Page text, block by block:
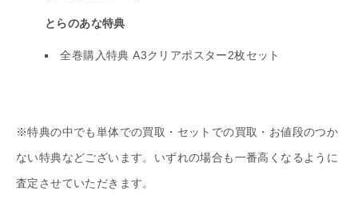
とらのあな特典
全巻購入特典 A3クリアポスター2枚セット
※特典の中でも単体での買取・セットでの買取・お値段のつか
ない特典などございます。いずれの場合も一番高くなるように
査定させていただきます。